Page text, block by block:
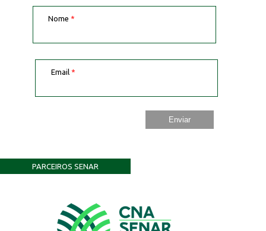
Nome *
Email *
PARCEIROS SENAR